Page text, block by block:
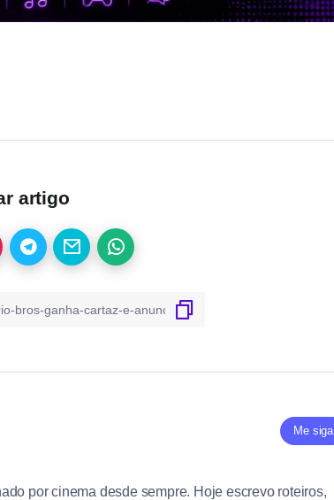
artigo
Me siga
por cinema desde sempre. Hoje escrevo roteiros,